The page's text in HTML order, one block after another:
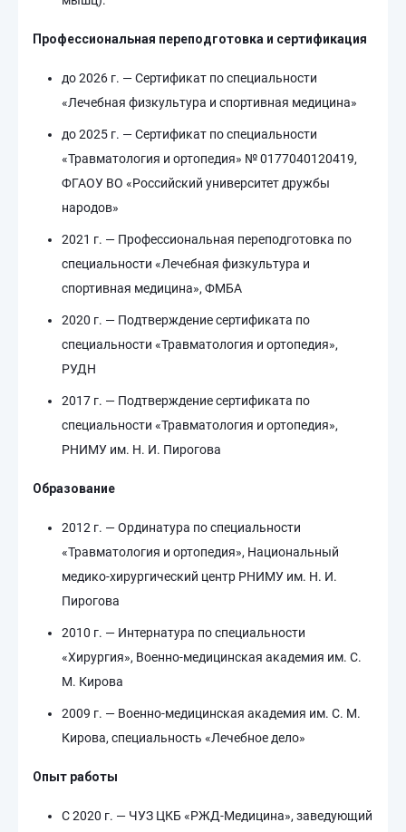
Профессиональная переподготовка и сертификация
до 2026 г. — Сертификат по специальности
«Лечебная физкультура и спортивная медицина»
до 2025 г. — Сертификат по специальности
«Травматология и ортопедия» № 0177040120419,
ФГАОУ ВО «Российский университет дружбы
народов»
2021 г. — Профессиональная переподготовка по
специальности «Лечебная физкультура и
спортивная медицина», ФМБА
2020 г. — Подтверждение сертификата по
специальности «Травматология и ортопедия»,
РУДН
2017 г. — Подтверждение сертификата по
специальности «Травматология и ортопедия»,
РНИМУ им. Н. И. Пирогова
Образование
2012 г. — Ординатура по специальности
«Травматология и ортопедия», Национальный
медико-хирургический центр РНИМУ им. Н. И.
Пирогова
2010 г. — Интернатура по специальности
«Хирургия», Военно-медицинская академия им. С.
М. Кирова
2009 г. — Военно-медицинская академия им. С. М.
Кирова, специальность «Лечебное дело»
Опыт работы
С 2020 г. — ЧУЗ ЦКБ «РЖД-Медицина», заведующий